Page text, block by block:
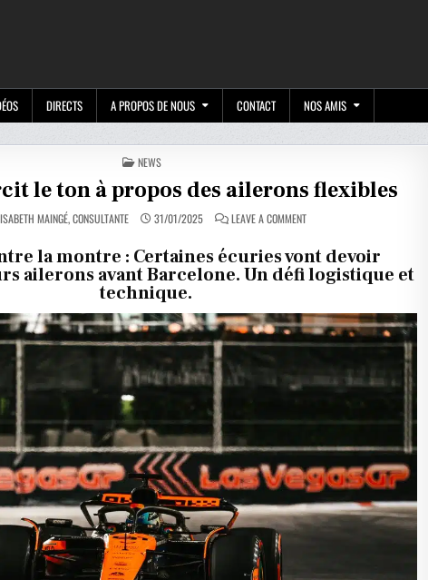
DIRECTS A PROPOS DE NOUS CONTACT NOS AMIS
POSTED
IN
NEWS
le ton à propos des ailerons flexibles
MAINGÉ, CONSULTANTE 31/01/2025 LEAVE A COMMENTON
LA
DURCIT
LE
TON
À
AILERONS
FLEXIBLES
la montre : Certaines écuries vont devoir
ailerons avant Barcelone. Un défi logistique et
technique.